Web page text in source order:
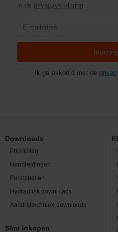
in de privacyverklaring.
Ik ga akkoord met de
Downloads
Prijslijsten
Handleidingen
Perstabellen
Hydrauliek downloads
Aandrijftechniek downloads
Slim inkopen